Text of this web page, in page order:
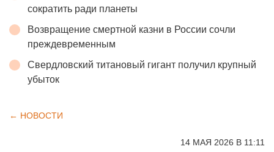
сократить ради планеты
Возвращение смертной казни в России сочли
преждевременным
Свердловский титановый гигант получил крупный
убыток
← НОВОСТИ
14 МАЯ 2026 В 11:11